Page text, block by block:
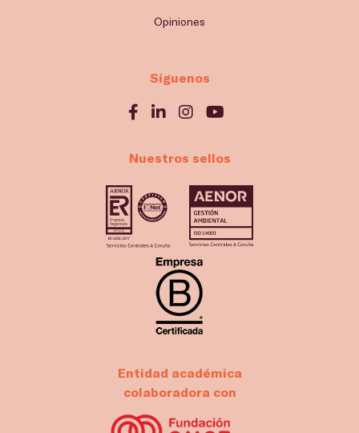
Opiniones
Síguenos
Nuestros sellos
Entidad académica
colaboradora con